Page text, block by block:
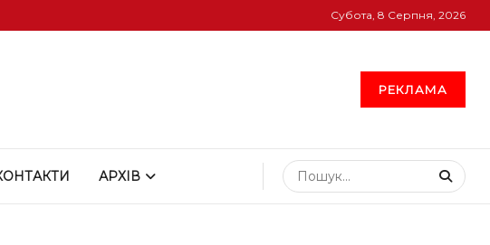
Субота, 8 Серпня, 2026
РЕКЛАМА
АРХІВ